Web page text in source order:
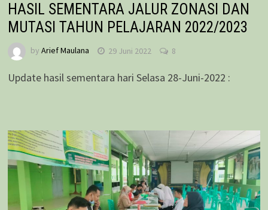
HASIL SEMENTARA JALUR ZONASI DAN
MUTASI TAHUN PELAJARAN 2022/2023
by Arief Maulana 29 Juni 2022 8
Update hasil sementara hari Selasa 28-Juni-2022 :